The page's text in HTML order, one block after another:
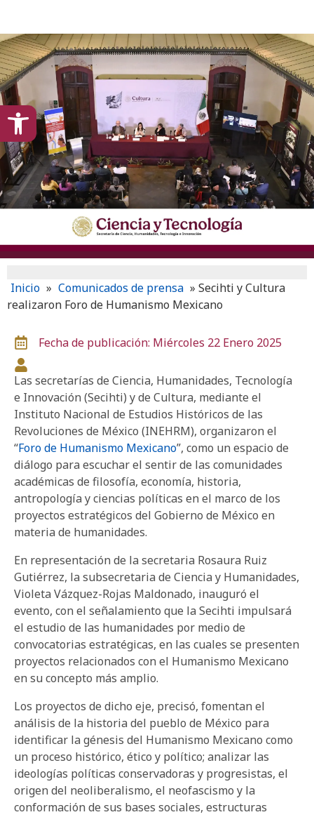
Inicio » Comunicados de prensa » Secihti y Cultura
realizaron Foro de Humanismo Mexicano
Fecha de publicación: Miércoles 22 Enero 2025
Las secretarías de Ciencia, Humanidades, Tecnología
e Innovación (Secihti) y de Cultura, mediante el
Instituto Nacional de Estudios Históricos de las
Revoluciones de México (INEHRM), organizaron el
“Foro de Humanismo Mexicano”, como un espacio de
diálogo para escuchar el sentir de las comunidades
académicas de filosofía, economía, historia,
antropología y ciencias políticas en el marco de los
proyectos estratégicos del Gobierno de México en
materia de humanidades.
En representación de la secretaria Rosaura Ruiz
Gutiérrez, la subsecretaria de Ciencia y Humanidades,
Violeta Vázquez-Rojas Maldonado, inauguró el
evento, con el señalamiento que la Secihti impulsará
el estudio de las humanidades por medio de
convocatorias estratégicas, en las cuales se presenten
proyectos relacionados con el Humanismo Mexicano
en su concepto más amplio.
Los proyectos de dicho eje, precisó, fomentan el
análisis de la historia del pueblo de México para
identificar la génesis del Humanismo Mexicano como
un proceso histórico, ético y político; analizar las
ideologías políticas conservadoras y progresistas, el
origen del neoliberalismo, el neofascismo y la
conformación de sus bases sociales, estructuras
Open toolbar